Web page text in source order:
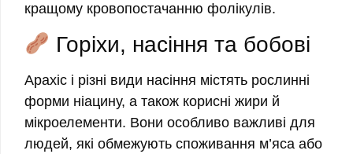
кращому кровопостачанню фолікулів.
Горіхи, насіння та бобові
Арахіс і різні види насіння містять рослинні
форми ніацину, а також корисні жири й
мікроелементи. Вони особливо важливі для
людей, які обмежують споживання м’яса або